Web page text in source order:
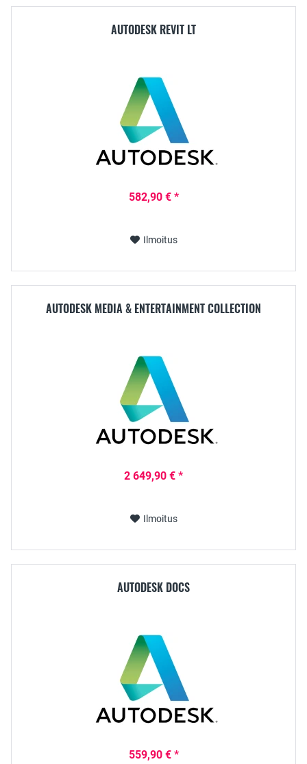
AUTODESK REVIT LT
582,90 € *
Ilmoitus
AUTODESK MEDIA & ENTERTAINMENT COLLECTION
2 649,90 € *
Ilmoitus
AUTODESK DOCS
559,90 € *